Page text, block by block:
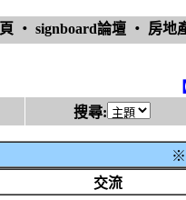
‧ signboard論壇 ‧ 房地
搜尋:
※
交流